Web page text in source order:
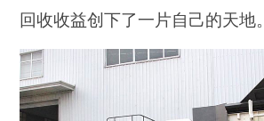
回收收益创下了一片自己的天地。